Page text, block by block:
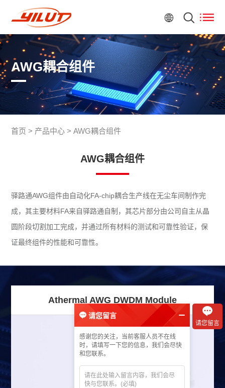
AWG耦合组件
首页 > 产品中心 >AWG耦合组件
AWG耦合组件
驿路通AWG组件由自动化FA-chip耦合生产线在无尘车间制作完
成，其主要材料FA来自驿路通自制，其芯片部分由公司自主从晶
圆阶段切割加工完成，并通过所有材料的测试和可靠性验证，保
证最终组件的性能和可靠性。
Athermal AWG DWDM Module
请您留言
请您留言
感谢您的关注，当前客服人员不在线
时，请填写一下您的信息，我们会尽快
和您联系。